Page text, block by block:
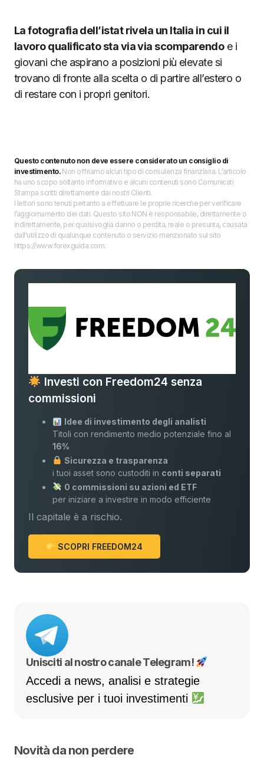
La fotografia dell’istat rivela un Italia in cui il
lavoro qualificato sta via via scomparendoe i
giovani che aspirano a posizioni più elevate si
trovano di fronte alla scelta o di partire all’estero o
di restare con i propri genitori.
Questo contenuto non deve essere considerato un consiglio di
investimento.Non offriamo alcun tipo di consulenza finanziaria. L’articolo
ha uno scopo soltanto informativo e alcuni contenuti sono Comunicati
Stampa scritti direttamente dai nostri Clienti.
I lettori sono tenuti pertanto a effettuare le proprie ricerche per verificare
l’aggiornamento dei dati. Questo sito NON è responsabile, direttamente o
indirettamente, per qualsivoglia danno o perdita, reale o presunta, causata
dall'utilizzo di qualunque contenuto o servizio menzionato sul sito
https://www.forexguida.com.
Investi con Freedom24 senza
commissioni
Idee di investimento degli analisti
Titoli con rendimento medio potenziale fino al
16%
Sicurezza e trasparenza
i tuoi asset sono custoditi in conti separati
0 commissioni su azioni ed ETF
per iniziare a investire in modo efficiente
Il capitale è a rischio.
SCOPRI FREEDOM24
Unisciti al nostro canale Telegram!
Accedi a news, analisi e strategie
esclusive per i tuoi investimenti
Novità da non perdere